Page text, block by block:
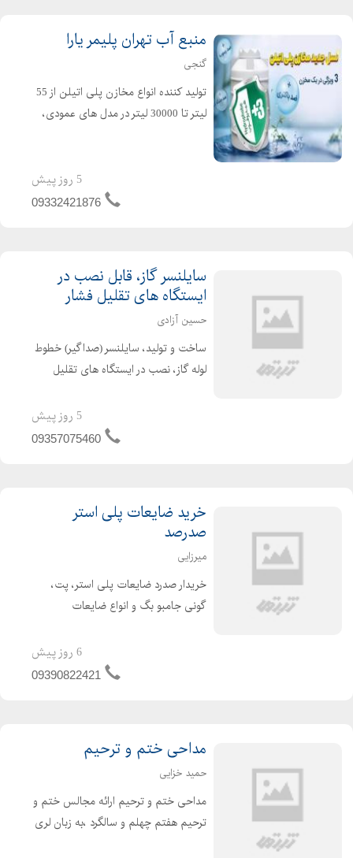
منبع آب تهران پلیمر یارا
گنجی
تولید کننده انواع مخازن پلی اتیلن از 55
لیتر تا 30000 لیتر در مدل های عمودی،
فود گرید مناسب آب شرب مقاوم در برابر
5 روز پیش
09332421876
سایلنسر گاز، قابل نصب در
ایستگاه های تقلیل فشار
حسین آزادی
ساخت و تولید، سایلنسر (صداگیر) خطوط
لوله گاز، نصب در ایستگاه های تقلیل
کردن نویز ریدکشن و توبرو لنت ( سایلنسر
گاز، قابل نصب در ایستگاه های تقلیل
5 روز پیش
09357075460
خرید ضایعات پلی استر
صدرصد
میرزایی
خریدار صدرد ضایعات پلی استر، پت،
گونی جامبو بگ و انواع ضایعات
6 روز پیش
09390822421
مداحی ختم و ترحیم
حمید خزایی
مداحی ختم و ترحیم ارائه مجالس ختم و
ترحیم هفتم چهلم و سالگرد ،به زبان لری